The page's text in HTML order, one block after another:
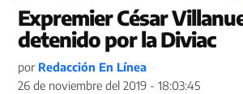
Expremier César
detenido por la Diviac
por Redacción En Línea
26 de noviembre del 2019 - 18:03:45